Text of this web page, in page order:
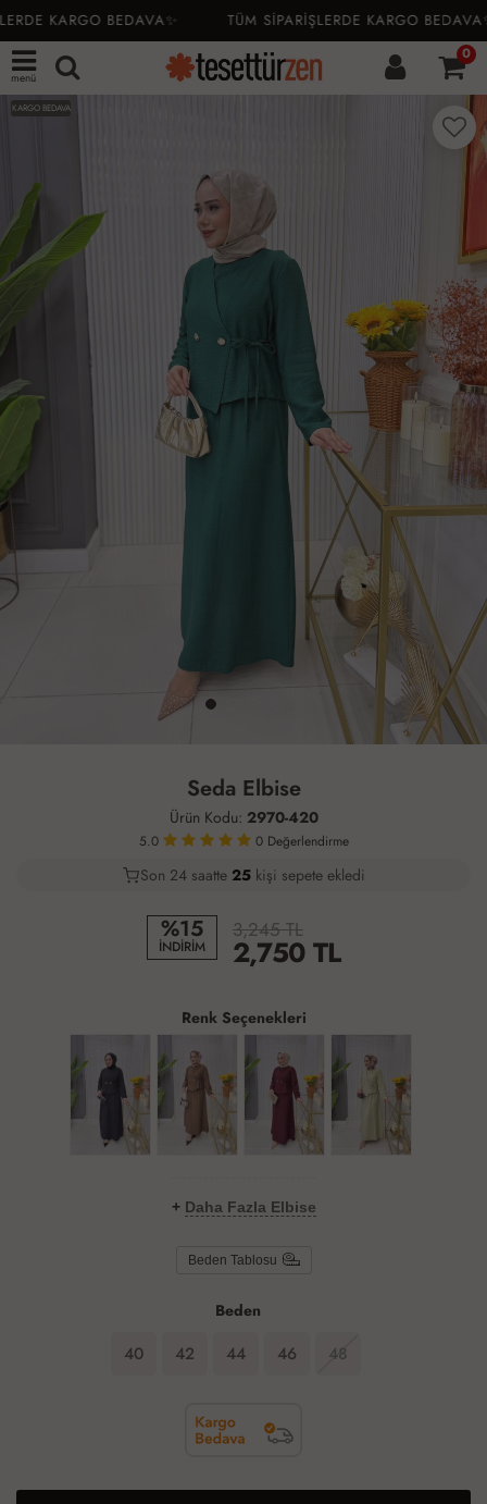
KARGO BEDAVA✨ TÜM SİPARİŞLERDE KARGO BEDAVA✨
menü
0
KARGO BEDAVA
Seda Elbise
Ürün Kodu: 2970-420
5.0 0 Değerlendirme
19
Son 24 saatte 26kişi sepete ekledi
10
%15
İNDİRİM
3,245 TL
2,750TL
Renk Seçenekleri
+ Daha Fazla Elbise
Beden Tablosu
Beden
40 42 44 46 48